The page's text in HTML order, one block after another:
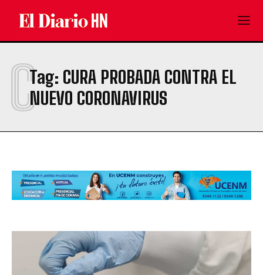
Tag: CURA PROBADA CONTRA EL
NUEVO CORONAVIRUS
C